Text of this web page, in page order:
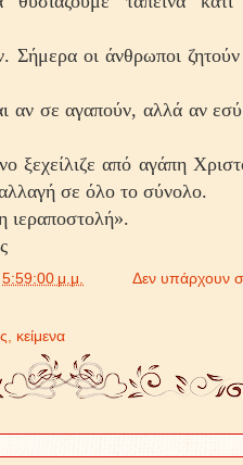
Σήμερα οι άνθρωποι
αν σε αγαπούν, αλλά αν
ξεχείλιζε από αγάπη
σε όλο το σύνολο.
ιεραποστολή».
5:59:00 μ.μ. Δεν υπάρχουν
, κείμενα